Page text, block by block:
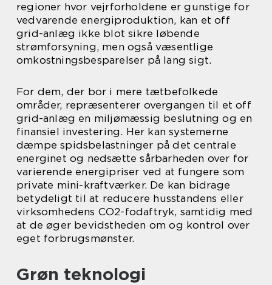
regioner hvor vejrforholdene er gunstige for
vedvarende energiproduktion, kan et off
grid-anlæg ikke blot sikre løbende
strømforsyning, men også væsentlige
omkostningsbesparelser på lang sigt.
For dem, der bor i mere tætbefolkede
områder, repræsenterer overgangen til et off
grid-anlæg en miljømæssig beslutning og en
finansiel investering. Her kan systemerne
dæmpe spidsbelastninger på det centrale
energinet og nedsætte sårbarheden over for
varierende energipriser ved at fungere som
private mini-kraftværker. De kan bidrage
betydeligt til at reducere husstandens eller
virksomhedens CO2-fodaftryk, samtidig med
at de øger bevidstheden om og kontrol over
eget forbrugsmønster.
Grøn teknologi